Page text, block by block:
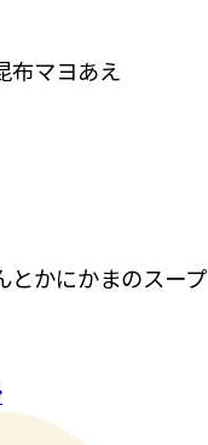
布マヨあえ
とかにかまのスープ